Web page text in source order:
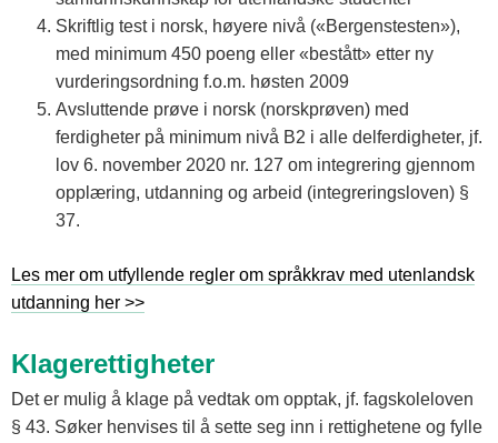
Skriftlig test i norsk, høyere nivå («Bergenstesten»),
med minimum 450 poeng eller «bestått» etter ny
vurderingsordning f.o.m. høsten 2009
Avsluttende prøve i norsk (norskprøven) med
ferdigheter på minimum nivå B2 i alle delferdigheter, jf.
lov 6. november 2020 nr. 127 om integrering gjennom
opplæring, utdanning og arbeid (integreringsloven) §
37.
Les mer om utfyllende regler om språkkrav med utenlandsk
utdanning her >>
Klagerettigheter
Det er mulig å klage på vedtak om opptak, jf. fagskoleloven
§ 43. Søker henvises til å sette seg inn i rettighetene og fylle